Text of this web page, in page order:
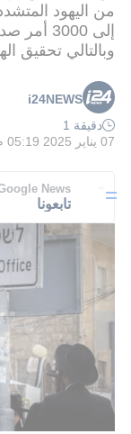
من اليهود
إلى
وبالتالي تحقيق
i24NEWS
دقيقة 1
07 يناير 2025 05:19 م
News
تابعونا